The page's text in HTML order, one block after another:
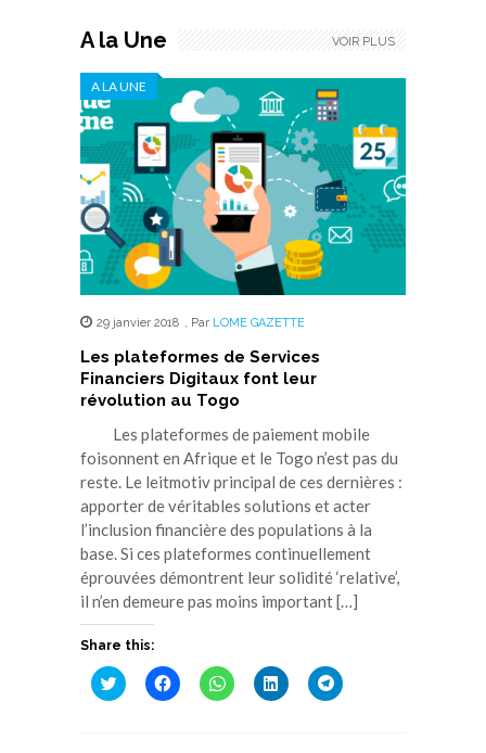
A la Une
A LA UNE
29 janvier 2018 , Par LOME GAZETTE
Les plateformes de Services
Financiers Digitaux font leur
révolution au Togo
Les plateformes de paiement mobile
foisonnent en Afrique et le Togo n’est pas du
reste. Le leitmotiv principal de ces dernières :
apporter de véritables solutions et acter
l’inclusion financière des populations à la
base. Si ces plateformes continuellement
éprouvées démontrent leur solidité ‘relative’,
il n’en demeure pas moins important […]
Share this:
Cliquez
pour
Cliquez
pour
Cliquez
pour
Cliquez
pour
Cliquez
pour
VOIR PLUS